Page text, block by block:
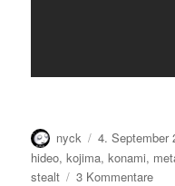
Autor
nyck
Veröffentlicht
am
4. September
hideo,kojima,konami,
stealt
3 Kommentarezu